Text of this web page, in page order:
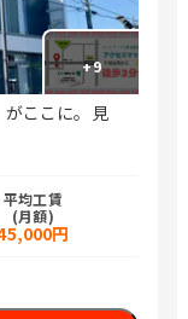
+9
ここに。見
平均工賃
(月額)
円